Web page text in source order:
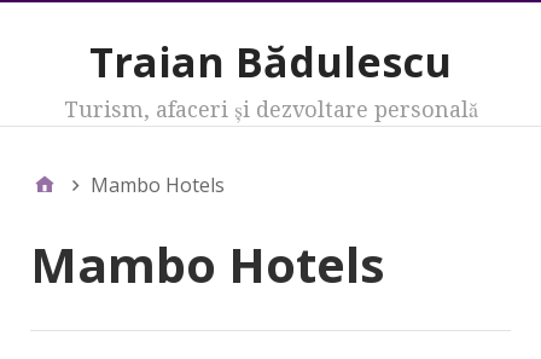
Traian Bădulescu
Turism, afaceri şi dezvoltare personală
Mambo Hotels
Mambo Hotels